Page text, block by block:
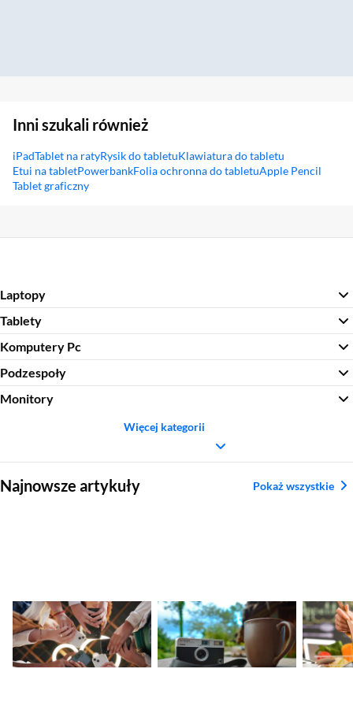
Inni szukali również
iPadTablet na ratyRysik do tabletuKlawiatura do tabletu
Etui na tabletPowerbankFolia ochronna do tabletuApple Pencil
Tablet graficzny
Laptopy
Tablety
Komputery Pc
Podzespoły
Monitory
Więcej kategorii
Najnowsze artykuły Pokaż wszystkie
Nadchodzące
premiery smartfonów
– kalendarz nowości
2026
Ranking aparatów
kompaktowych.
Najlepsze modele
2026